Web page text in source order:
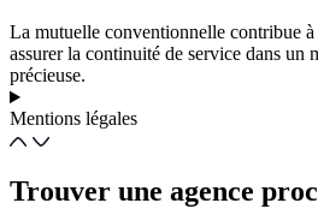
La mutuelle conventionnelle contribue à
assurer la continuité de service dans un
précieuse.
Mentions légales
Trouver une agence